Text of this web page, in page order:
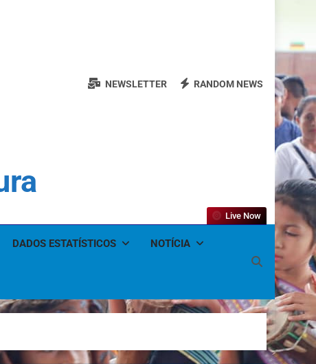
NEWSLETTER RANDOM NEWS
DADOS ESTATÍSTICOS NOTÍCIA
Live Now